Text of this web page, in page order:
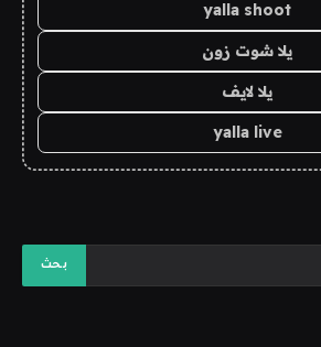
yalla shoot
يلا شوت زون
يلا لايف
yalla live